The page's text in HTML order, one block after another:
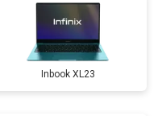
от 3500 ₽
от 3990 ₽ Заказать
Inbook XL23